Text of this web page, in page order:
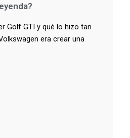
Golf GTI y qué lo hizo tan
era crear una